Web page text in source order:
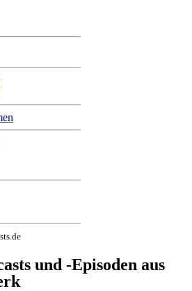
und -Episoden aus